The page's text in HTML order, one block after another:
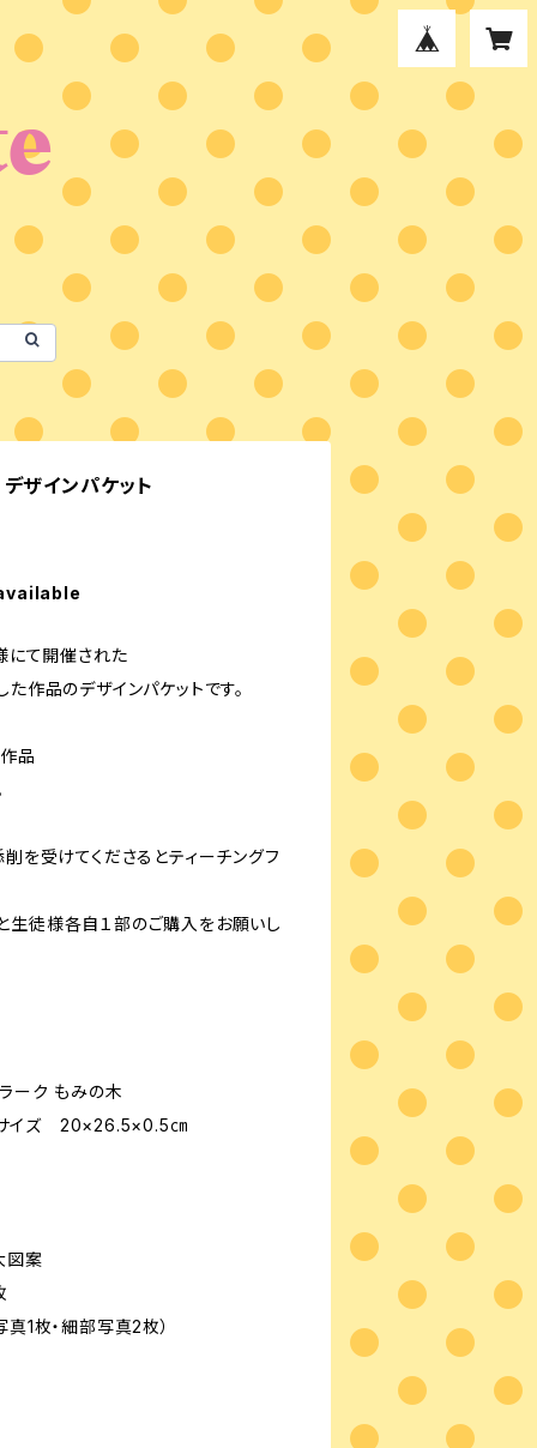
ザインパケット
にて開催された
た作品のデザインパケットです。
品
を受けてくださるとティーチングフ
生徒様各自１部のご購入をお願いし
ーク もみの木
20×26.5×0.5㎝
図案
1枚・細部写真2枚）